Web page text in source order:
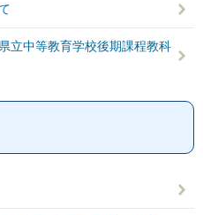
立中等教育学校後期課程教科